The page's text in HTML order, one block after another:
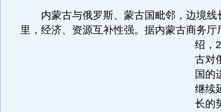
内蒙古与俄罗斯、蒙古国毗邻，边境线
里，经济、资源互补性强。 据内蒙古商务厅
绍，
古对
国的
继续
长的